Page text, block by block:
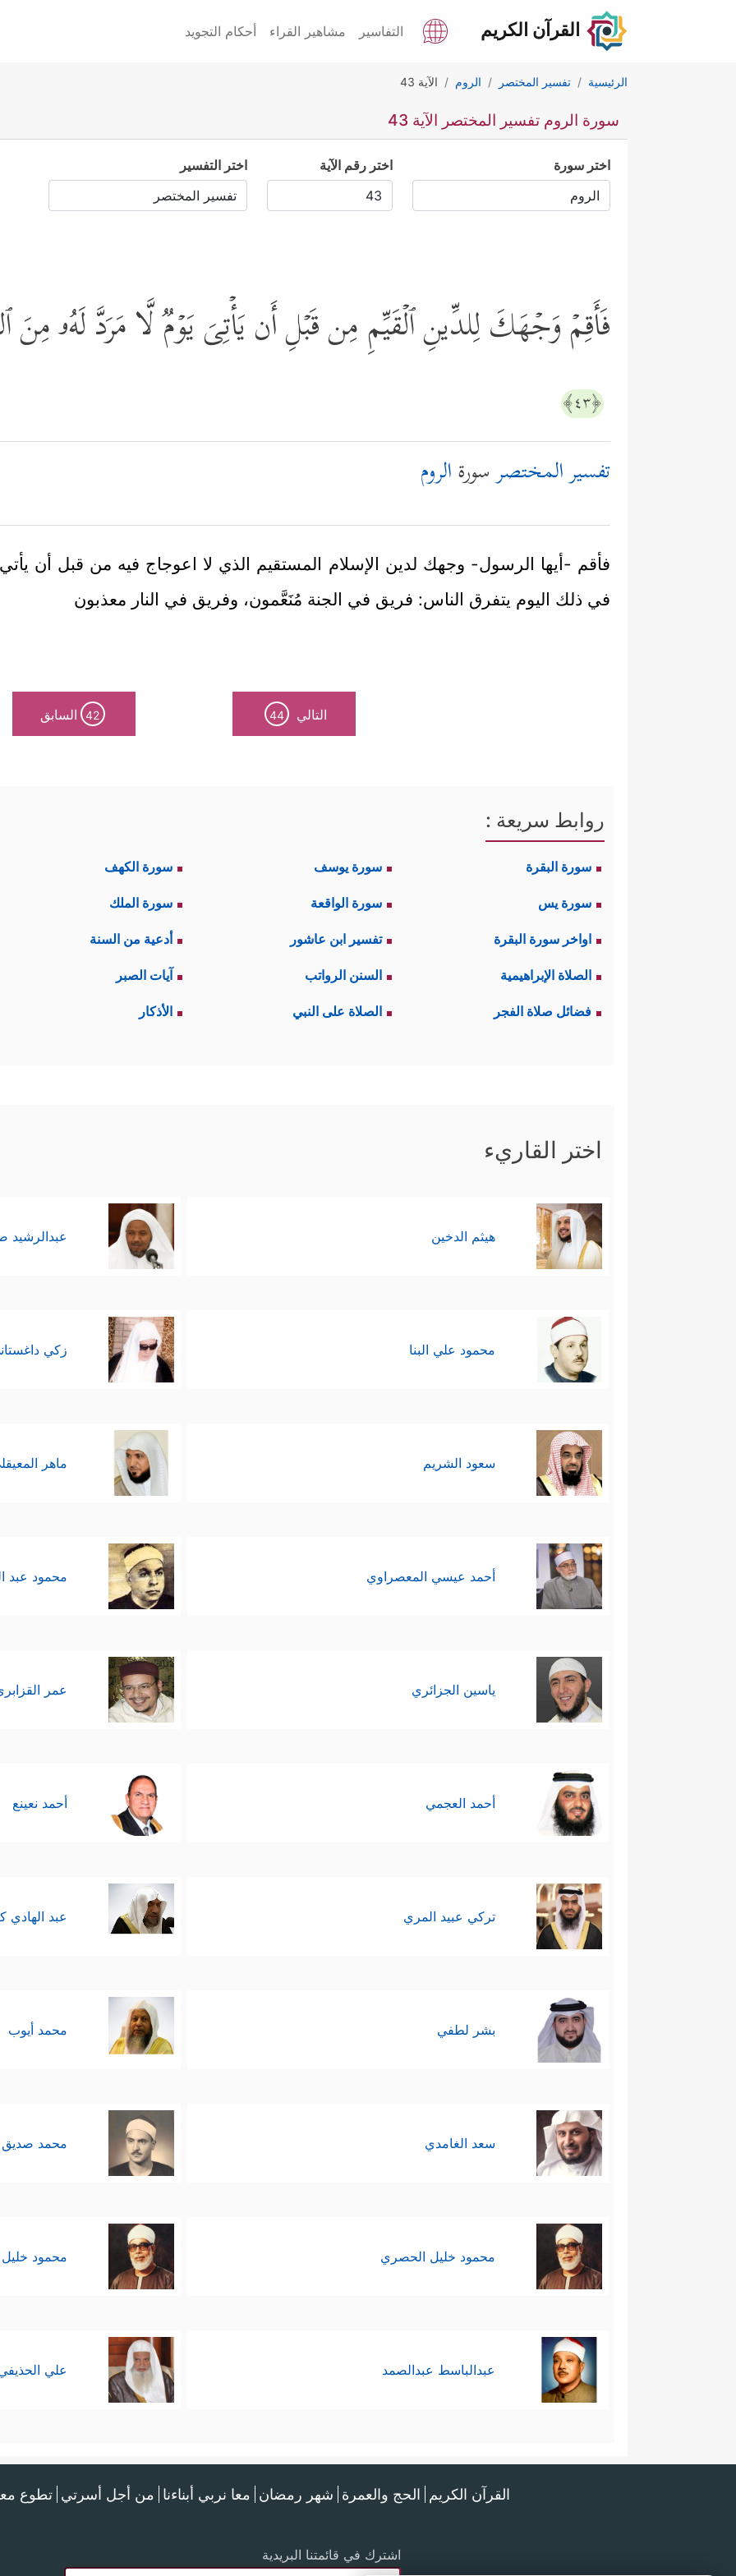
القرآن الكريم التفاسير مشاهير القراء أحكام التجويد
الرئيسية تفسير المختصر الروم الآية 43
سورة الروم تفسير المختصر الآية 43
اختر سورة اختر رقم الآية اختر التفسير
فَأَقِمۡ وَجۡهَكَ لِلدِّینِ ٱلۡقَیِّمِ مِن قَبۡلِ أَن یَأۡتِیَ یَوۡمࣱ لَّا مَرَدَّ لَهُۥ مِنَ
﴿٤٣﴾
تفسير المختصرسورةالروم
فأقم -أيها الرسول- وجهك لدين الإسلام المستقيم الذي لا اعوجاج فيه من قبل أن يأتي
في ذلك اليوم يتفرق الناس: فريق في الجنة مُنَعَّمون، وفريق في النار معذبون
التالي 44
42 السابق
روابط سريعة :
سورة البقرة سورة يوسف سورة الكهف
سورة يس سورة الواقعة سورة الملك
اواخر سورة البقرة تفسير ابن عاشور أدعية من السنة
الصلاة الإبراهيمية السنن الرواتب آيات الصبر
فضائل صلاة الفجر الصلاة على النبي الأذكار
اختر القاريء
هيثم الدخين عبدالرشيد
محمود علي البنا زكي
سعود الشريم ماهر
أحمد عيسي المعصراوي محمود عبد
ياسين الجزائري عمر
أحمد العجمي أحمد نعينع
تركي عبيد المري عبد الهادي
بشر لطفي محمد أيوب
سعد الغامدي محمد صديق
محمود خليل الحصري محمود
عبدالباسط عبدالصمد علي
القرآن الكريم الحج والعمرة شهر رمضان معا نربي أبناءنا من أجل أسرتي تطوع
اشترك في قائمتنا البريدية